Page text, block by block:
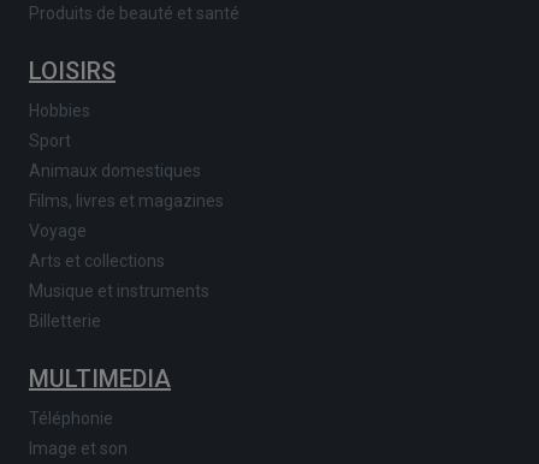
Produits de beauté et santé
LOISIRS
Hobbies
Sport
Animaux domestiques
Films, livres et magazines
Voyage
Arts et collections
Musique et instruments
Billetterie
MULTIMEDIA
Téléphonie
Image et son